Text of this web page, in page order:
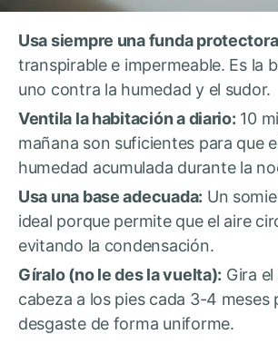
Usa siempre una funda
transpirable e impermeable. Es la
uno contra la humedad y el sudor.
Ventila la habitación a diario: 10
mañana son suficientes para que
humedad acumulada durante la
Usa una base adecuada: Un
ideal porque permite que el aire
evitando la condensación.
Gíralo (no le des la vuelta): Gira
cabeza a los pies cada 3-4 meses
desgaste de forma uniforme.